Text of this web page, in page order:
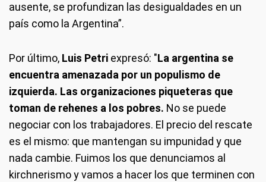
ausente, se profundizan las desigualdades en un
país como la Argentina”.
Por último, Luis Petri expresó: "La argentina se
encuentra amenazada por un populismo de
izquierda. Las organizaciones piqueteras que
toman de rehenes a los pobres. No se puede
negociar con los trabajadores. El precio del rescate
es el mismo: que mantengan su impunidad y que
nada cambie. Fuimos los que denunciamos al
kirchnerismo y vamos a hacer los que terminen con